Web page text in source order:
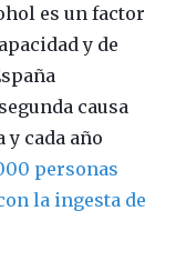
es un factor
y de
causa
cada año
personas
la ingesta de